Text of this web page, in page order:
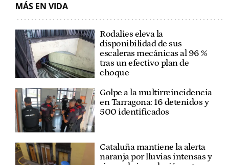
MÁS EN VIDA
Rodalies eleva la
disponibilidad de sus
escaleras mecánicas al 96 %
tras un efectivo plan de
choque
Golpe a la multirreincidencia
en Tarragona: 16 detenidos y
500 identificados
Cataluña mantiene la alerta
naranja por lluvias intensas y